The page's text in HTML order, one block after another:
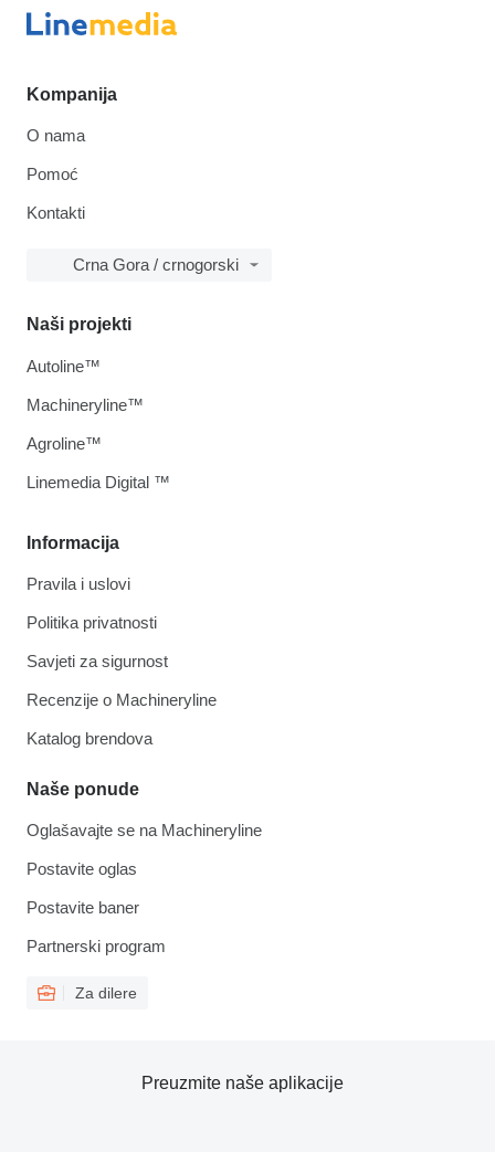
Kompanija
O nama
Pomoć
Kontakti
Crna Gora / crnogorski
Informacija
Pravila i uslovi
Politika privatnosti
Savjeti za sigurnost
Recenzije o Machineryline
Katalog brendova
Naše ponude
Oglašavajte se na Machineryline
Postavite oglas
Postavite baner
Partnerski program
Za dilere
Naši projekti
Autoline™
Machineryline™
Agroline™
Linemedia Digital ™
Preuzmite naše aplikacije